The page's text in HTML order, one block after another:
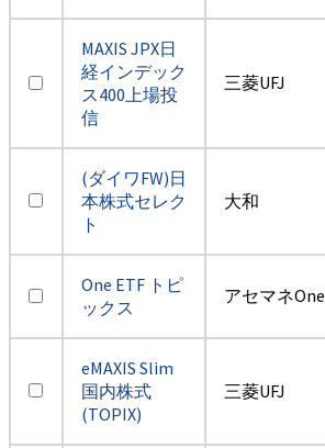
MAXIS JPX日
経インデック
ス400上場投
信
三菱UFJ
(ダイワFW)日
本株式セレク
ト
大和
One ETF トピ
ックス
アセマネOne
eMAXIS Slim
国内株式
(TOPIX)
三菱UFJ